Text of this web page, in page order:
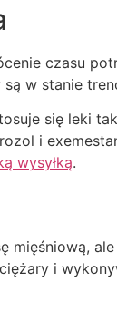
czasu
w stanie
się leki
i
wysyłką.
mięśniową,
i